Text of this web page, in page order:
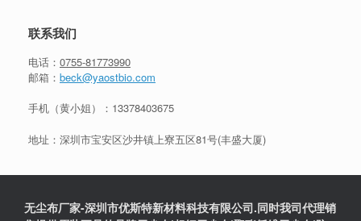
联系我们
电话： 0755-81773990
邮箱： beck@yaostbio.com
手机（黄小姐）： 13378403675
地址：深圳市宝安区沙井镇上寮五区81号(丰盛大厦)
无尘布厂家-深圳市优斯特新材料科技有限公司.同时我司代理销